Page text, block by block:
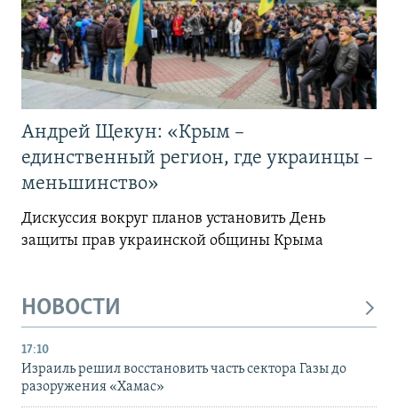
Андрей Щекун: «Крым –
единственный регион, где украинцы –
меньшинство»
Дискуссия вокруг планов установить День
защиты прав украинской общины Крыма
НОВОСТИ
17:10
Израиль решил восстановить часть сектора Газы до
разоружения «Хамас»